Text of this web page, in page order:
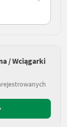
/ Wciągarki